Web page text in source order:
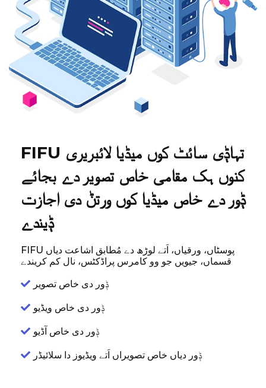
FIFU تہاݙی سائٹ کوں میڈیا لائبریری
کنوں ہک مقامی خاص تصویر دے بجائے
ݙور دے خاص میڈیا کوں ورتݨ دی اجازت
ݙیندے
FIFU پوسٹاں، ورقیاں، اَتے لوڑھ دے مُطابق اشاعت دیاں
قسماں، جیویں جو وو کامرس پراڈکٹس، نال کم کریندے
ݙور دی خاص تصویر
ݙور دی خاص ویڈیو
ݙور دی خاص آڈیو
ݙور دیاں خاص تصویراں اَتے ویڈیوز دا سلائیڈر